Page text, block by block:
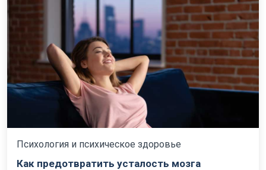
Психология и психическое здоровье
Как предотвратить усталость мозга